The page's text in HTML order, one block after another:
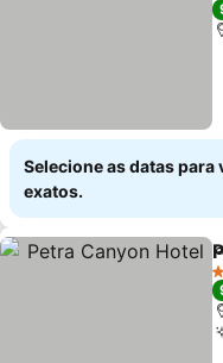
Selecione as datas para
exatos.
4